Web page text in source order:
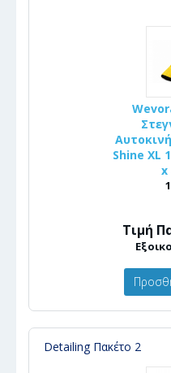
Shine XL
x
Τιμή
Detailing Πακέτο 2